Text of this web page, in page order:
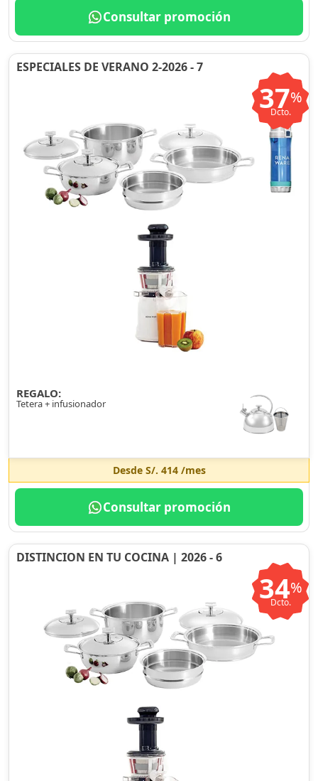
Consultar promoción
ESPECIALES DE VERANO 2-2026 - 7
37%
Dcto.
REGALO:
Tetera + infusionador
Desde S/. 414/mes
Consultar promoción
DISTINCION EN TU COCINA | 2026 - 6
34%
Dcto.